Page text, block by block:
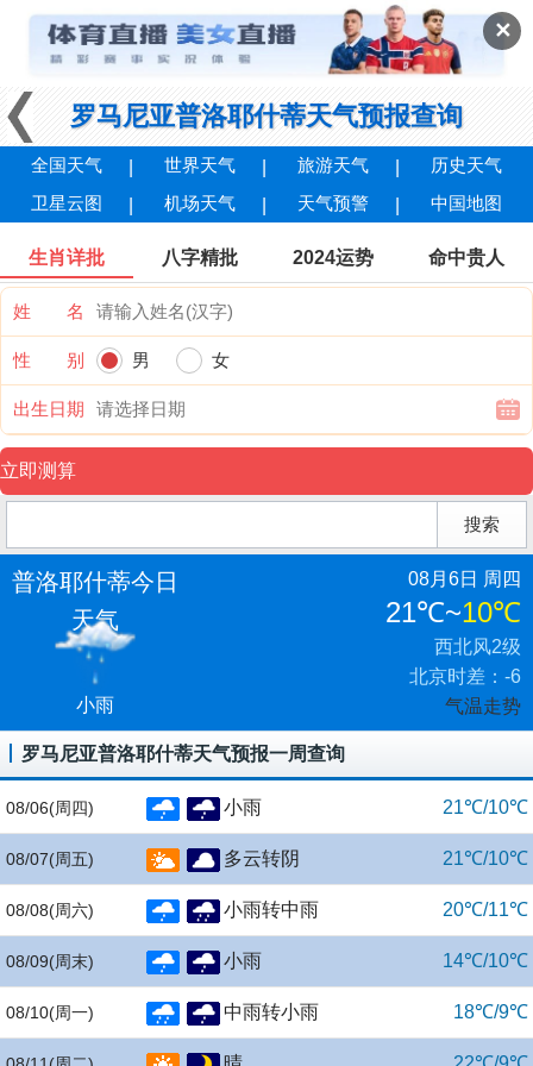
✕
罗马尼亚普洛耶什蒂天气预报查询
全国天气 世界天气 旅游天气
历史天气
卫星云图
机场天气 天气预警 中国地图
生肖详批 八字精批 2024运势 命中贵人
姓 名
性 别 男 女
出生日期
普洛耶什蒂今日
天气
小雨
08月6日 周四
21℃~10℃
西北风2级
北京时差：-6
气温走势
罗马尼亚普洛耶什蒂天气预报一周查询
08/06(周四) 小雨 21℃/10℃
08/07(周五) 多云转阴 21℃/10℃
08/08(周六) 小雨转中雨 20℃/11℃
08/09(周末) 小雨 14℃/10℃
08/10(周一) 中雨转小雨 18℃/9℃